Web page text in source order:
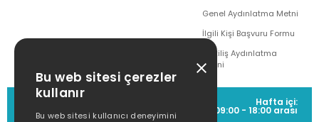
Genel Aydınlatma Metni
İlgili Kişi Başvuru Formu
Çekiliş Aydınlatma
Metni
MÜŞTERİ HİZMETLERİ
(0212) 373 77 00
Hafta içi:
09:00 - 18:00 arası
Bu web sitesi çerezler
kullanır
Bu web sitesi kullanıcı deneyimini